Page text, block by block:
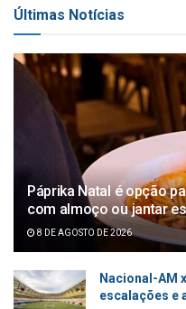
Últimas Notícias
Páprika Natal é opção
com almoço ou jantar
8 DE AGOSTO DE 2026
Nacional-AM
escalações e